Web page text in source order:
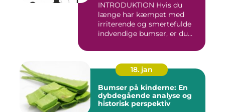
INTRODUKTION Hvis du
længe har kæmpet med
irriterende og smertefulde
indvendige bumser, er du
18. jan
Bumser på kinderne: En
dybdegående analyse og
historisk perspektiv